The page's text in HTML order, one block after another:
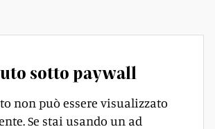
sotto paywall
non può essere visualizzato
Se stai usando un ad